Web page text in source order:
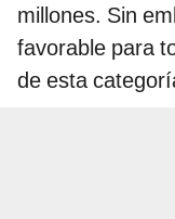
millones. Sin
favorable para
de esta